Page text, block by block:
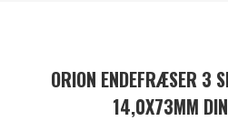
ORION ENDEFRÆSER 3
14,0X73MM